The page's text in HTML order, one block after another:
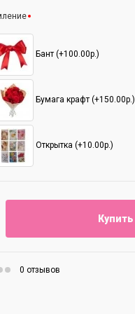
Бант (+100.00р.)
Бумага крафт (+150.00р.)
Открытка (+10.00р.)
Купить
0 отзывов